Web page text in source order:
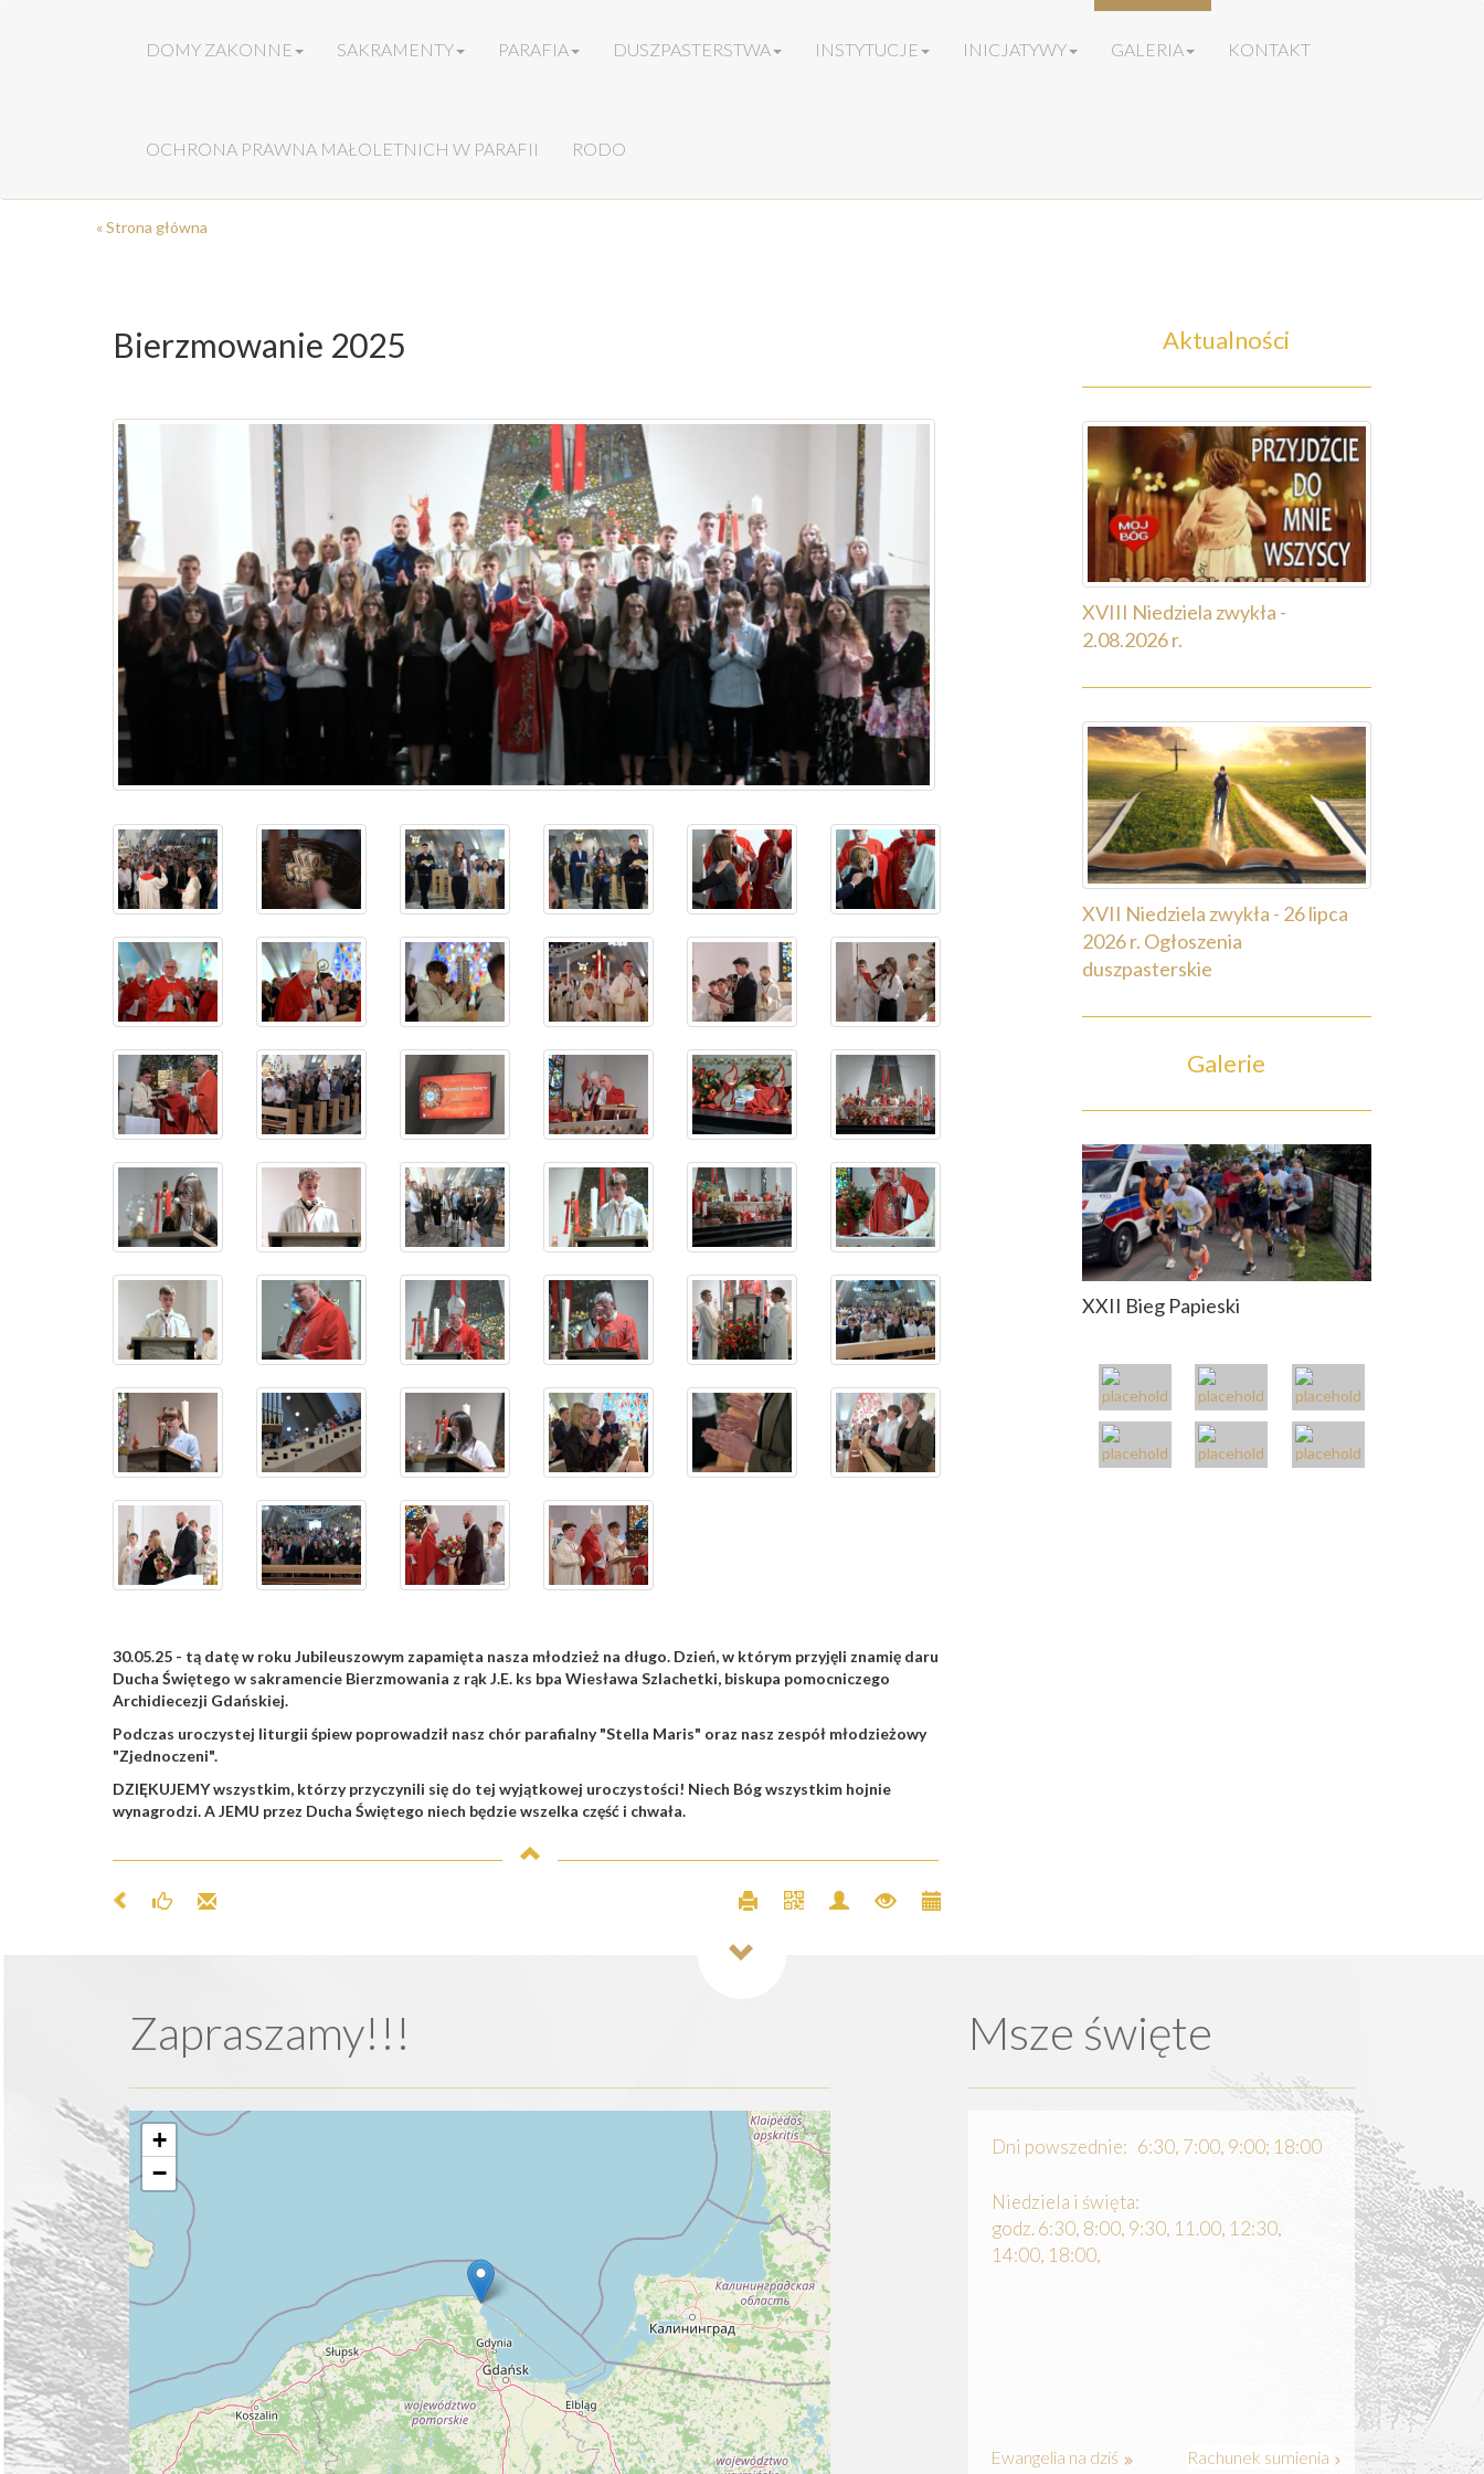
DOMY ZAKONNE SAKRAMENTY PARAFIA DUSZPASTERSTWA INSTYTUCJE INICJATYWY GALERIA KONTAKT
OCHRONA PRAWNA MAŁOLETNICH W PARAFII RODO
« Strona główna
Bierzmowanie 2025
30.05.25 - tą datę w roku Jubileuszowym zapamięta nasza młodzież na długo. Dzień, w którym przyjęli znamię daru
Ducha Świętego w sakramencie Bierzmowania z rąk J.E. ks bpa Wiesława Szlachetki, biskupa pomocniczego
Archidiecezji Gdańskiej.
Podczas uroczystej liturgii śpiew poprowadził nasz chór parafialny "Stella Maris" oraz nasz zespół młodzieżowy
"Zjednoczeni".
DZIĘKUJEMY wszystkim, którzy przyczynili się do tej wyjątkowej uroczystości! Niech Bóg wszystkim hojnie
wynagrodzi. A JEMU przez Ducha Świętego niech będzie wszelka część i chwała.
Aktualności
XVIII Niedziela zwykła -
2.08.2026 r.
XVII Niedziela zwykła - 26 lipca
2026 r. Ogłoszenia
duszpasterskie
Galerie
XXII Bieg Papieski
Zapraszamy!!!
+
−
Msze święte
Dni powszednie: 6:30, 7:00, 9:00; 18:00
Niedziela i święta:
godz. 6:30, 8:00, 9:30, 11.00, 12:30,
14:00, 18:00,
Ewangelia na dziś Rachunek sumienia